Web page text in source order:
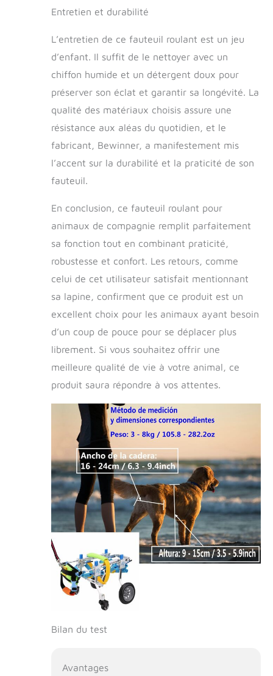
Entretien et durabilité
L’entretien de ce fauteuil roulant est un jeu
d’enfant. Il suffit de le nettoyer avec un
chiffon humide et un détergent doux pour
préserver son éclat et garantir sa longévité. La
qualité des matériaux choisis assure une
résistance aux aléas du quotidien, et le
fabricant, Bewinner, a manifestement mis
l’accent sur la durabilité et la praticité de son
fauteuil.
En conclusion, ce fauteuil roulant pour
animaux de compagnie remplit parfaitement
sa fonction tout en combinant praticité,
robustesse et confort. Les retours, comme
celui de cet utilisateur satisfait mentionnant
sa lapine, confirment que ce produit est un
excellent choix pour les animaux ayant besoin
d’un coup de pouce pour se déplacer plus
librement. Si vous souhaitez offrir une
meilleure qualité de vie à votre animal, ce
produit saura répondre à vos attentes.
Bilan du test
Avantages